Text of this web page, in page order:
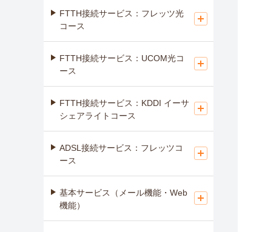
FTTH接続サービス：フレッツ光
コース
FTTH接続サービス：UCOM光コ
ース
FTTH接続サービス：KDDI イーサ
シェアライトコース
ADSL接続サービス：フレッツコ
ース
基本サービス（メール機能・Web
機能）